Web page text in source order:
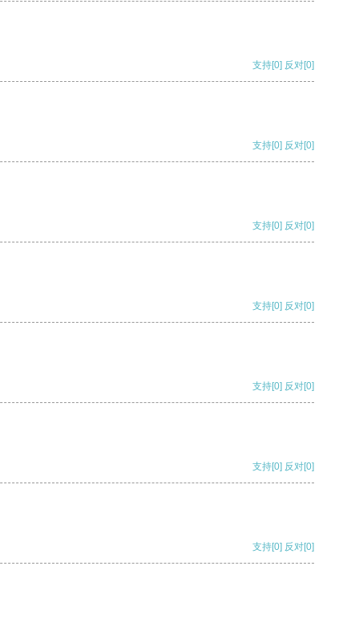
支持[0] 反对[0]
支持[0] 反对[0]
支持[0] 反对[0]
支持[0] 反对[0]
支持[0] 反对[0]
支持[0] 反对[0]
支持[0] 反对[0]